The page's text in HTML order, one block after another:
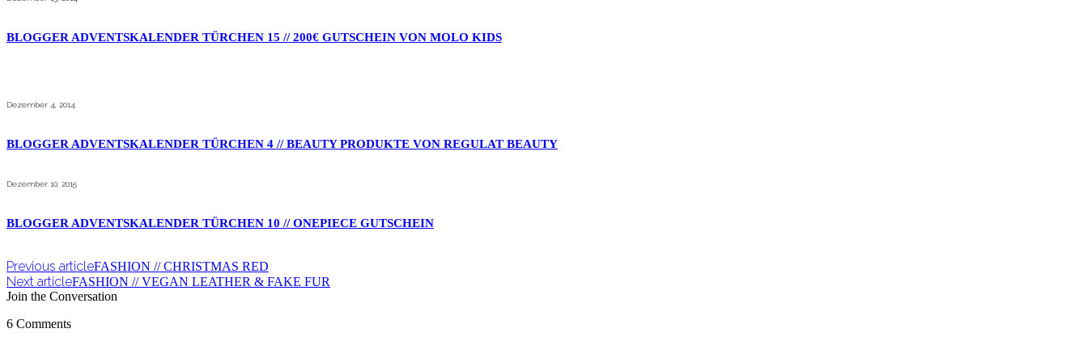
BLOGGER ADVENTSKALENDER TÜRCHEN 15 // 200€ GUTSCHEIN VON MOLO KIDS
Dezember 4, 2014
BLOGGER ADVENTSKALENDER TÜRCHEN 4 // BEAUTY PRODUKTE VON REGULAT BEAUTY
Dezember 10, 2015
BLOGGER ADVENTSKALENDER TÜRCHEN 10 // ONEPIECE GUTSCHEIN
Previous articleFASHION // CHRISTMAS RED
Next articleFASHION // VEGAN LEATHER & FAKE FUR
Join the Conversation
6 Comments